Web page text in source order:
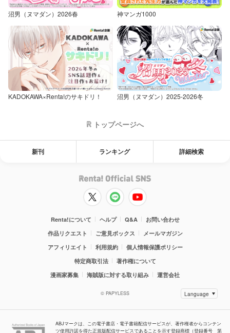
沼男（ヌマダン）2026春 神マンガ1000
KADOKAWA×Renta!のサキドリ！ 沼男（ヌマダン）2025-2026冬
トップページへ
新刊 ランキング 詳細検索
Renta!について ヘルプ Q&A
お問い合わせ
作品リクエスト
ご意見ボックス
メールマガジン
アフィリエイト
利用規約
個人情報保護ポリシー
特定商取引法
著作権について
漫画家募集
海賊版に対する取り組み 運営会社
© PAPYLESS
ABJマークは、この電子書店・電子書籍配信サービスが、著作権者からコンテン
ツ使用許諾を得た正規版配信サービスであることを示す登録商標（登録番号 第